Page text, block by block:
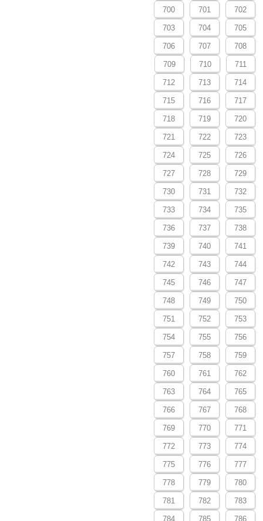
700 701 702
703 704 705
706 707 708
709 710 711
712 713 714
715 716 717
718 719 720
721 722 723
724 725 726
727 728 729
730 731 732
733 734 735
736 737 738
739 740 741
742 743 744
745 746 747
748 749 750
751 752 753
754 755 756
757 758 759
760 761 762
763 764 765
766 767 768
769 770 771
772 773 774
775 776 777
778 779 780
781 782 783
784 785 786